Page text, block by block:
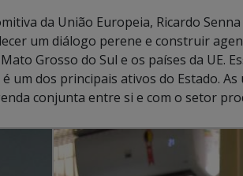
da União Europeia, Ricardo
um diálogo perene e construir
Grosso do Sul e os países da UE.
um dos principais ativos do Estado.
conjunta entre si e com o setor